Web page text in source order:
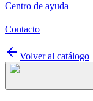
Centro de ayuda
Contacto
Volver al catálogo